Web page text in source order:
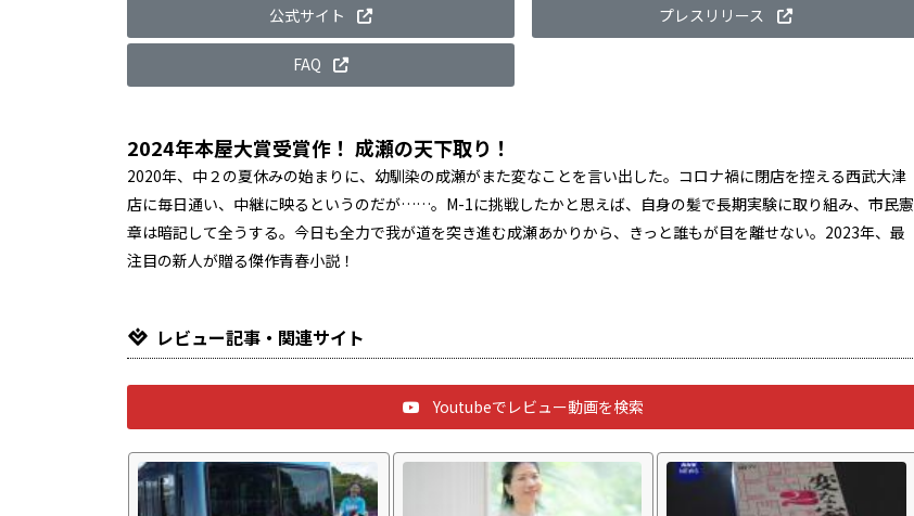
公式サイト プレスリリース
FAQ
2024年本屋大賞受賞作！ 成瀬の天下取り！
2020年、中２の夏休みの始まりに、幼馴染の成瀬がまた変なことを言い出した。コロナ禍に閉店を控える西武大津
店に毎日通い、中継に映るというのだが……。M-1に挑戦したかと思えば、自身の髪で長期実験に取り組み、市民憲
章は暗記して全うする。今日も全力で我が道を突き進む成瀬あかりから、きっと誰もが目を離せない。2023年、最
注目の新人が贈る傑作青春小説！
レビュー記事・関連サイト
Youtubeでレビュー動画を検索